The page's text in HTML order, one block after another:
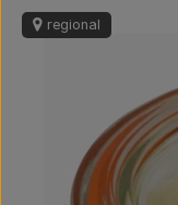
regional